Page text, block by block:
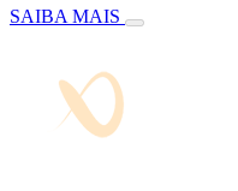
SAIBA MAIS